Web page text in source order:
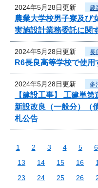
2024年5月28日更新 農
農業大学校男子寮及び
実施設計業務委託に関
2024年5月28日更新 長
R6長良高等学校で使
2024年5月28日更新 多
【建設工事】 工建単
新設改良（一般分）（
札公告
1 2 3 4 5 6
13
14 15 16
23
24 25 26